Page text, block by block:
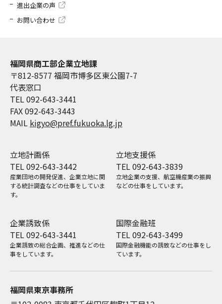
進出企業の声
お問い合わせ
福岡県商工部企業立地課
〒812-8577 福岡市博多区東公園7-7
代表窓口
TEL 092-643-3441
FAX 092-643-3443
MAIL kigyo@pref.fukuoka.lg.jp
立地計画係
TEL 092-643-3442
産業団地の開発促進、企業立地に関
する統計調査などの仕事をしていま
す。
立地支援係
TEL 092-643-3839
立地企業の支援、航空機産業の振興
などの仕事をしています。
企業誘致係
TEL 092-643-3441
企業誘致の総合企画、推進などの仕
事をしています。
国際金融班
TEL 092-643-3499
国際金融機能の誘致などの仕事をし
ています。
福岡県東京事務所